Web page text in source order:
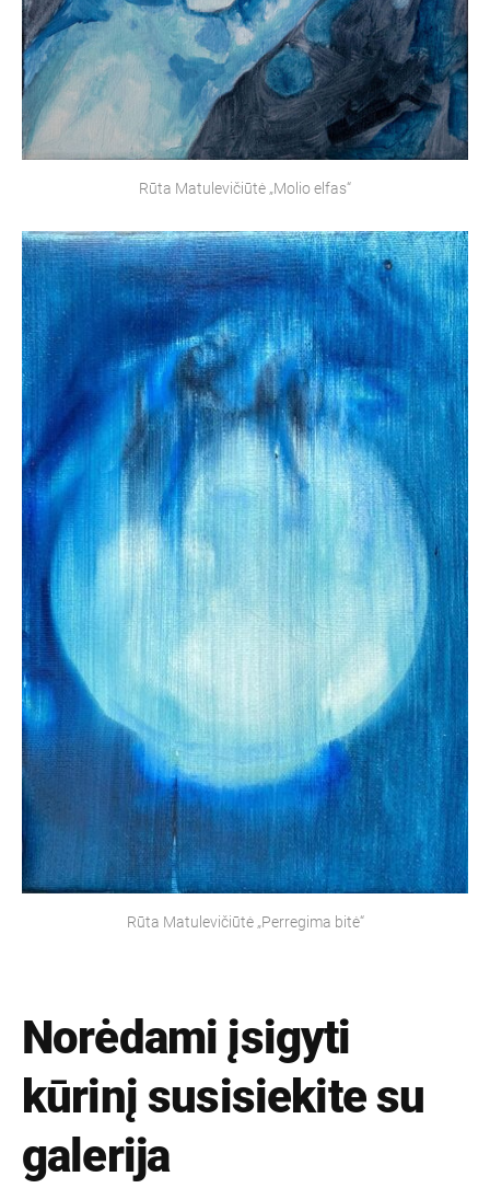
Norėdami įsigyti
kūrinį susisiekite su
galerija
Rūta Matulevičiūtė „Molio elfas“
Rūta Matulevičiūtė „Perregima bitė“